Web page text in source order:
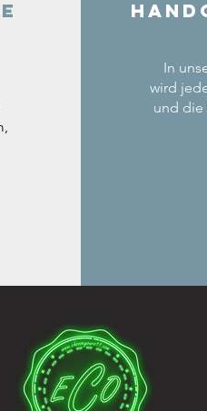
In
wird
und die